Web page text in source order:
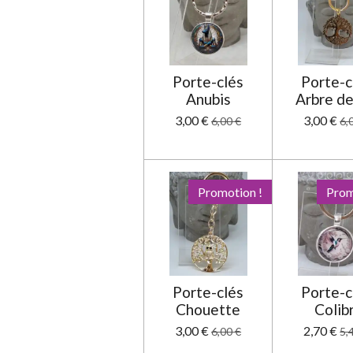
Porte-clés
Anubis
3,00 €6,00 €
Porte-
Arbre
3,00 €
Promotion !
Porte-clés
Chouette
3,00 €6,00 €
Porte-
2,70 €